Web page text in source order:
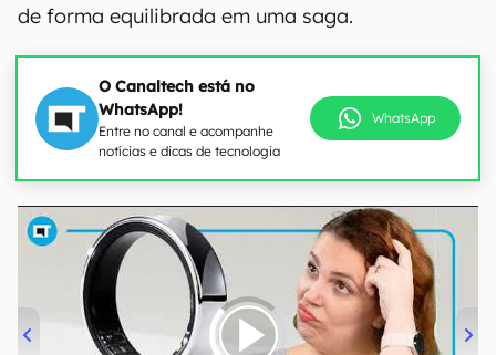
de forma equilibrada em uma saga.
O Canaltech está no
WhatsApp!
Entre no canal e acompanhe
notícias e dicas de tecnologia
WhatsApp